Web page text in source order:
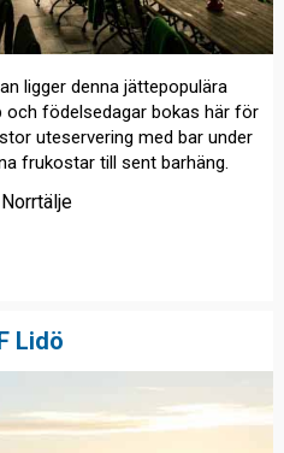
ligger denna jättepopulära
och födelsedagar bokas här för
uteservering med bar under
frukostar till sent barhäng.
Norrtälje
Lidö